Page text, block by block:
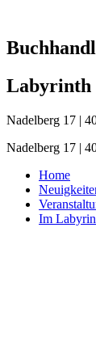
springen
Labyrinth
Nadelberg 17 |
Nadelberg 17 |
Home
Im